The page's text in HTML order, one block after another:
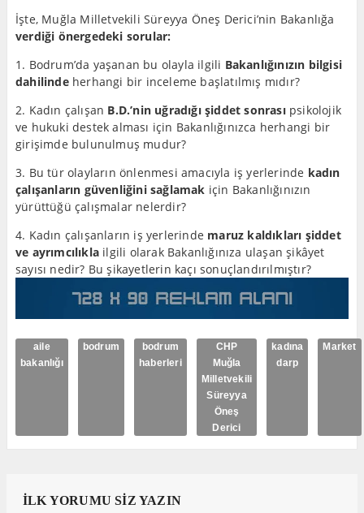
İşte, Muğla Milletvekili Süreyya Öneş Derici’nin Bakanlığa
verdiği önergedeki sorular:
1. Bodrum’da yaşanan bu olayla ilgili Bakanlığınızın bilgisi
dahilindeherhangi bir inceleme başlatılmış mıdır?
2. Kadın çalışan B.D.’nin uğradığı şiddet sonrasıpsikolojik
ve hukuki destek alması için Bakanlığınızca herhangi bir
girişimde bulunulmuş mudur?
3. Bu tür olayların önlenmesi amacıyla iş yerlerinde kadın
çalışanların güvenliğini sağlamak için Bakanlığınızın
yürüttüğü çalışmalar nelerdir?
4. Kadın çalışanların iş yerlerinde maruz kaldıkları şiddet
ve ayrımcılıkla ilgili olarak Bakanlığınıza ulaşan şikâyet
sayısı nedir? Bu şikayetlerin kaçı sonuçlandırılmıştır?
aile
bakanlığı
bodrum
bodrum
haberleri
CHP
Muğla
Milletvekili
Süreyya
Öneş
Derici
kadına
darp
Market
İLK YORUMU SİZ YAZIN